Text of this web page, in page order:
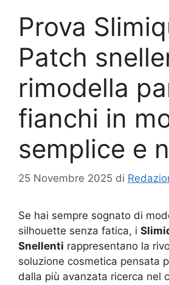
Prova
Patch
rimodella
fianchi in
semplice e
25 Novembre 2025 di
Se hai sempre sognato di
silhouette senza fatica, i
Snellenti rappresentano la
soluzione cosmetica pensata
dalla più avanzata ricerca nel